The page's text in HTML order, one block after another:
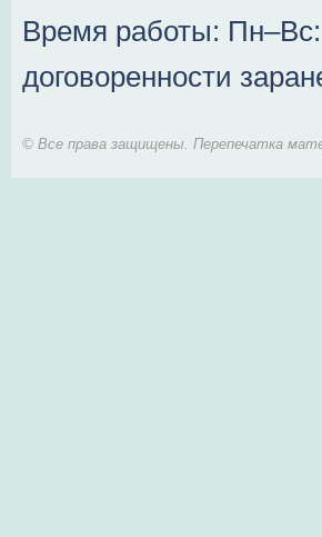
Время работы:
договоренности
© Все права защищены. Перепечатка